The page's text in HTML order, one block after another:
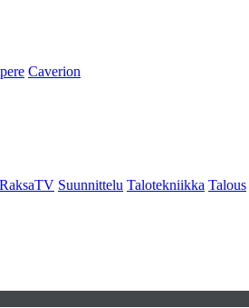
Caverion
RaksaTV Suunnittelu Talotekniikka Talous